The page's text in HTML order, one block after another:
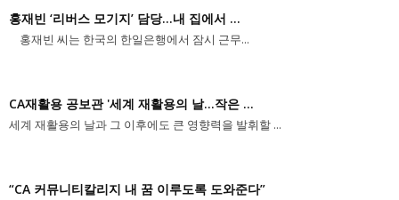
홍재빈 ‘리버스 모기지’ 담당...내 집에서 ...
홍재빈 씨는 한국의 한일은행에서 잠시 근무...
CA재활용 공보관 '세계 재활용의 날...작은 ...
세계 재활용의 날과 그 이후에도 큰 영향력을 발휘할 ...
“CA 커뮤니티칼리지 내 꿈 이루도록 도와준다”